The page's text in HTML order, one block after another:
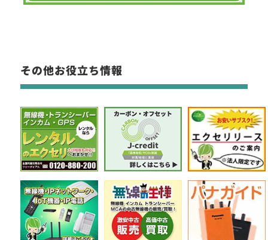
その他お役立ち情報